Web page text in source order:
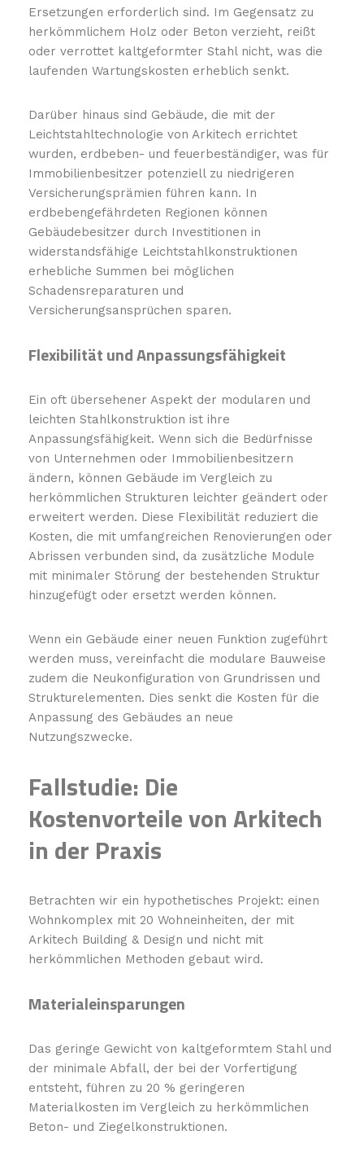
Ersetzungen erforderlich sind. Im Gegensatz zu
herkömmlichem Holz oder Beton verzieht, reißt
oder verrottet kaltgeformter Stahl nicht, was die
laufenden Wartungskosten erheblich senkt.
Darüber hinaus sind Gebäude, die mit der
Leichtstahltechnologie von Arkitech errichtet
wurden, erdbeben- und feuerbeständiger, was für
Immobilienbesitzer potenziell zu niedrigeren
Versicherungsprämien führen kann. In
erdbebengefährdeten Regionen können
Gebäudebesitzer durch Investitionen in
widerstandsfähige Leichtstahlkonstruktionen
erhebliche Summen bei möglichen
Schadensreparaturen und
Versicherungsansprüchen sparen.
Flexibilität und Anpassungsfähigkeit
Ein oft übersehener Aspekt der modularen und
leichten Stahlkonstruktion ist ihre
Anpassungsfähigkeit. Wenn sich die Bedürfnisse
von Unternehmen oder Immobilienbesitzern
ändern, können Gebäude im Vergleich zu
herkömmlichen Strukturen leichter geändert oder
erweitert werden. Diese Flexibilität reduziert die
Kosten, die mit umfangreichen Renovierungen oder
Abrissen verbunden sind, da zusätzliche Module
mit minimaler Störung der bestehenden Struktur
hinzugefügt oder ersetzt werden können.
Wenn ein Gebäude einer neuen Funktion zugeführt
werden muss, vereinfacht die modulare Bauweise
zudem die Neukonfiguration von Grundrissen und
Strukturelementen. Dies senkt die Kosten für die
Anpassung des Gebäudes an neue
Nutzungszwecke.
Fallstudie: Die
Kostenvorteile von Arkitech
in der Praxis
Betrachten wir ein hypothetisches Projekt: einen
Wohnkomplex mit 20 Wohneinheiten, der mit
Arkitech Building & Design und nicht mit
herkömmlichen Methoden gebaut wird.
Materialeinsparungen
Das geringe Gewicht von kaltgeformtem Stahl und
der minimale Abfall, der bei der Vorfertigung
entsteht, führen zu 20 % geringeren
Materialkosten im Vergleich zu herkömmlichen
Beton- und Ziegelkonstruktionen.